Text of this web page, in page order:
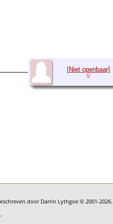
[Niet openbaar]
door Darrin Lythgoe © 2001-2026.
.